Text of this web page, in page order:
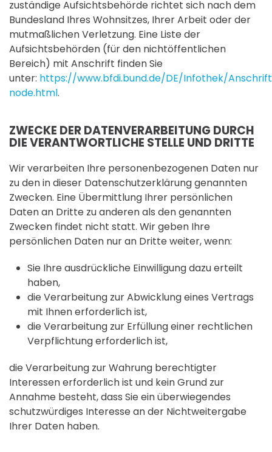
zuständige Aufsichtsbehörde richtet sich nach dem
Bundesland Ihres Wohnsitzes, Ihrer Arbeit oder der
mutmaßlichen Verletzung. Eine Liste der
Aufsichtsbehörden (für den nichtöffentlichen
Bereich) mit Anschrift finden Sie
unter: https://www.bfdi.bund.de/DE/Infothek/
node.html.
ZWECKE DER DATENVERARBEITUNG DURCH
DIE VERANTWORTLICHE STELLE UND DRITTE
Wir verarbeiten Ihre personenbezogenen Daten nur
zu den in dieser Datenschutzerklärung genannten
Zwecken. Eine Übermittlung Ihrer persönlichen
Daten an Dritte zu anderen als den genannten
Zwecken findet nicht statt. Wir geben Ihre
persönlichen Daten nur an Dritte weiter, wenn:
Sie Ihre ausdrückliche Einwilligung dazu erteilt
haben,
die Verarbeitung zur Abwicklung eines Vertrags
mit Ihnen erforderlich ist,
die Verarbeitung zur Erfüllung einer rechtlichen
Verpflichtung erforderlich ist,
die Verarbeitung zur Wahrung berechtigter
Interessen erforderlich ist und kein Grund zur
Annahme besteht, dass Sie ein überwiegendes
schutzwürdiges Interesse an der Nichtweitergabe
Ihrer Daten haben.